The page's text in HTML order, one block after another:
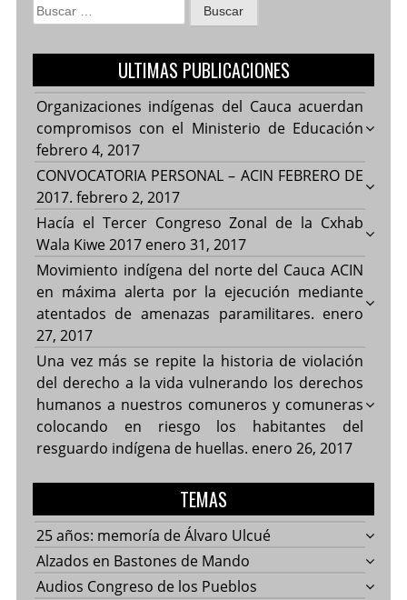
Buscar:
ULTIMAS PUBLICACIONES
Organizaciones indígenas del Cauca acuerdan
compromisos con el Ministerio de Educación
febrero 4, 2017
CONVOCATORIA PERSONAL – ACIN FEBRERO DE
2017. febrero 2, 2017
Hacía el Tercer Congreso Zonal de la Cxhab
Wala Kiwe 2017 enero 31, 2017
Movimiento indígena del norte del Cauca ACIN
en máxima alerta por la ejecución mediante
atentados de amenazas paramilitares. enero
27, 2017
Una vez más se repite la historia de violación
del derecho a la vida vulnerando los derechos
humanos a nuestros comuneros y comuneras
colocando en riesgo los habitantes del
resguardo indígena de huellas. enero 26, 2017
TEMAS
25 años: memoría de Álvaro Ulcué
Alzados en Bastones de Mando
Audios Congreso de los Pueblos